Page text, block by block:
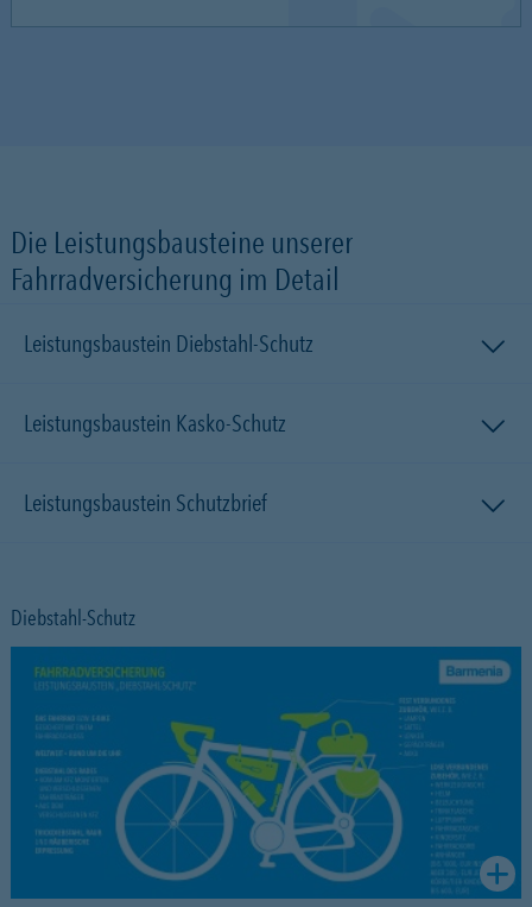
Die Leistungsbausteine unserer
Fahrradversicherung im Detail
Leistungsbaustein Diebstahl-Schutz
Leistungsbaustein Kasko-Schutz
Leistungsbaustein Schutzbrief
Diebstahl-Schutz